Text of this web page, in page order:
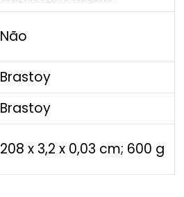
‎Não
‎Brastoy
‎Brastoy
‎208 x 3,2 x 0,03 cm; 600 g